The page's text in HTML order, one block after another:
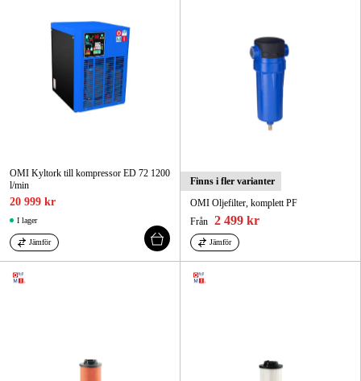
OMI Kyltork till kompressor ED 72 1200
l/min
20 999 kr
I lager
Jämför
Finns i fler varianter
OMI Oljefilter, komplett PF
Från 2 499 kr
Jämför